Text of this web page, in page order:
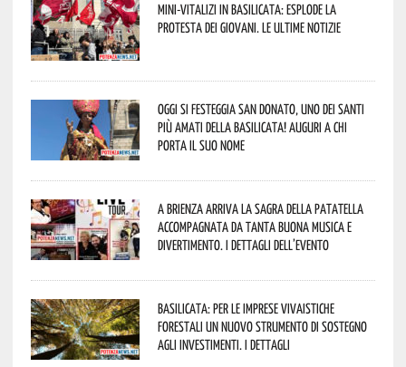
Mini-vitalizi in Basilicata: esplode la
protesta dei giovani. Le ultime notizie
Oggi si festeggia San Donato, uno dei Santi
più amati della Basilicata! Auguri a chi
porta il suo nome
A Brienza arriva la Sagra della Patatella
accompagnata da tanta buona musica e
divertimento. I dettagli dell’evento
Basilicata: per le imprese vivaistiche
forestali un nuovo strumento di sostegno
agli investimenti. I dettagli